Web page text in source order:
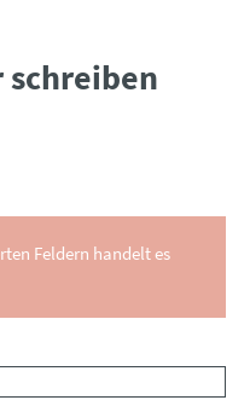
schreiben
Feldern handelt es